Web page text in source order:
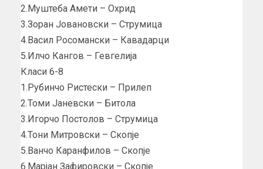
2.Муштеба Амети – Охрид
3.Зоран Јовановски – Струмица
4.Васил Росомански – Кавадарци
5.Илчо Кангов – Гевгелија
Класи 6-8
1.Рубинчо Ристески – Прилеп
2.Томи Јаневски – Битола
3.Игорчо Постолов – Струмица
4.Тони Митровски – Скопје
5.Ванчо Каранфилов – Скопје
6.Марјан Зафировски – Скопје